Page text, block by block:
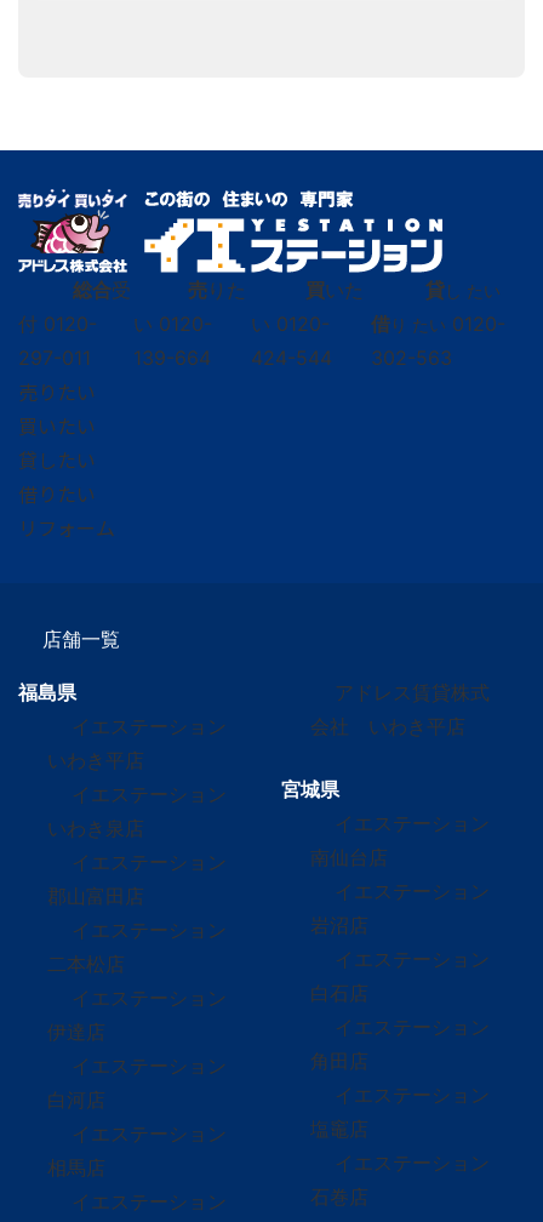
総合受
付 0120-
297-011
売りた
い 0120-
139-664
買いた
い 0120-
424-544
貸し たい
借り たい 0120-
302-563
売りたい
買いたい
貸したい
借りたい
リフォーム
店舗一覧
福島県
イエステーション
いわき平店
イエステーション
いわき泉店
イエステーション
郡山富田店
イエステーション
二本松店
イエステーション
伊達店
イエステーション
白河店
イエステーション
相馬店
イエステーション
アドレス賃貸株式
会社 いわき平店
宮城県
イエステーション
南仙台店
イエステーション
岩沼店
イエステーション
白石店
イエステーション
角田店
イエステーション
塩竈店
イエステーション
石巻店